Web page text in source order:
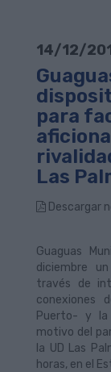
14/12/
para
Las
Descargar
Guaguas
diciembre
través de
conexiones
Puerto- y la
motivo del
la UD Las
horas, en el